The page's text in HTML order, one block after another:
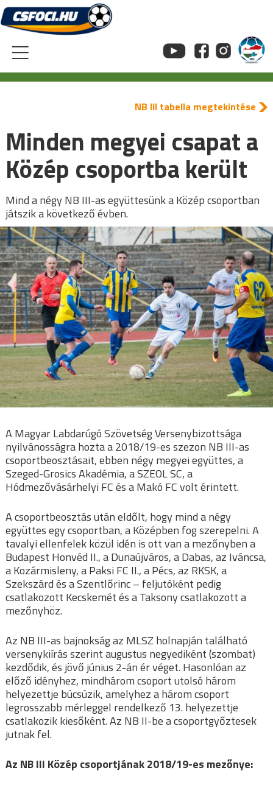
Skip
to
content
NB III tabella megtekintése
Minden megyei csapat a
Közép csoportba került
Mind a négy NB III-as együttesünk a Közép csoportban
játszik a következő évben.
A Magyar Labdarúgó Szövetség Versenybizottsága
nyilvánosságra hozta a 2018/19-es szezon NB III-as
csoportbeosztásait, ebben négy megyei együttes, a
Szeged-Grosics Akadémia, a SZEOL SC, a
Hódmezővásárhelyi FC és a Makó FC volt érintett.
A csoportbeosztás után eldőlt, hogy mind a négy
együttes egy csoportban, a Középben fog szerepelni. A
tavalyi ellenfelek közül idén is ott van a mezőnyben a
Budapest Honvéd II., a Dunaújváros, a Dabas, az Iváncsa,
a Kozármisleny, a Paksi FC II., a Pécs, az RKSK, a
Szekszárd és a Szentlőrinc – feljutóként pedig
csatlakozott Kecskemét és a Taksony csatlakozott a
mezőnyhöz.
Az NB III-as bajnokság az MLSZ holnapján található
versenykiírás szerint augustus negyediként (szombat)
kezdődik, és jövő június 2-án ér véget. Hasonlóan az
előző idényhez, mindhárom csoport utolsó három
helyezettje búcsúzik, amelyhez a három csoport
legrosszabb mérleggel rendelkező 13. helyezettje
csatlakozik kiesőként. Az NB II-be a csoportgyőztesek
jutnak fel.
Az NB III Közép csoportjának 2018/19-es mezőnye: